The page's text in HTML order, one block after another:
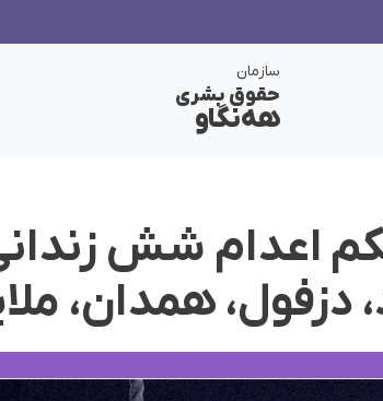
سازمان
حقوق بشری
هەنگاو
اعدام شش
دزفول، همدان،